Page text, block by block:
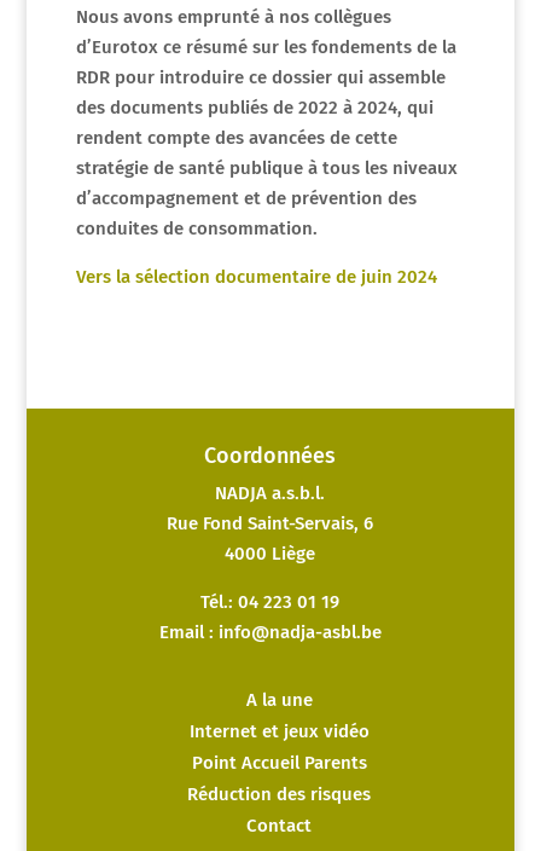
Nous avons emprunté à nos collègues
d’Eurotox ce résumé sur les fondements de la
RDR pour introduire ce dossier qui assemble
des documents publiés de 2022 à 2024, qui
rendent compte des avancées de cette
stratégie de santé publique à tous les niveaux
d’accompagnement et de prévention des
conduites de consommation.
Vers la sélection documentaire de juin 2024
Coordonnées
NADJA a.s.b.l.
Rue Fond Saint-Servais, 6
4000 Liège
Tél.: 04 223 01 19
Email : info@nadja-asbl.be
A la une
Internet et jeux vidéo
Point Accueil Parents
Réduction des risques
Contact